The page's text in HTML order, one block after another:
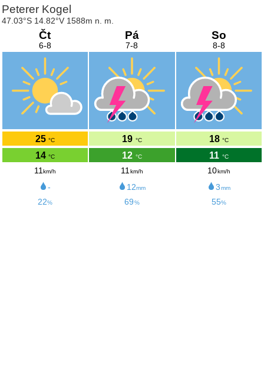
Peterer Kogel
47.03°S 14.82°V 1588m n. m.
Čt
6-8
25 °C
14 °C
11km/h
-
22%
Pá
7-8
19 °C
12 °C
11km/h
12mm
69%
So
8-8
18 °C
11 °C
10km/h
3mm
55%